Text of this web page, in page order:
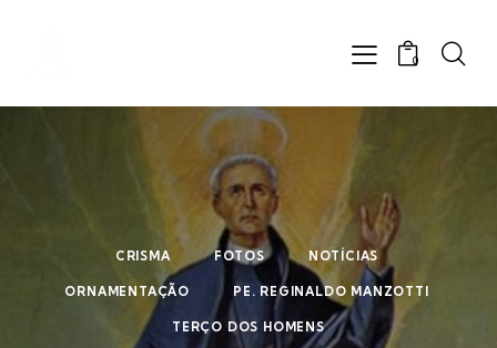
0
CRISMA FOTOS NOTÍCIAS
ORNAMENTAÇÃO PE. REGINALDO MANZOTTI
TERÇO DOS HOMENS